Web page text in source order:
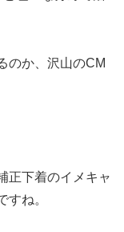
のか、沢山のCM
正下着のイメキャ
すね。